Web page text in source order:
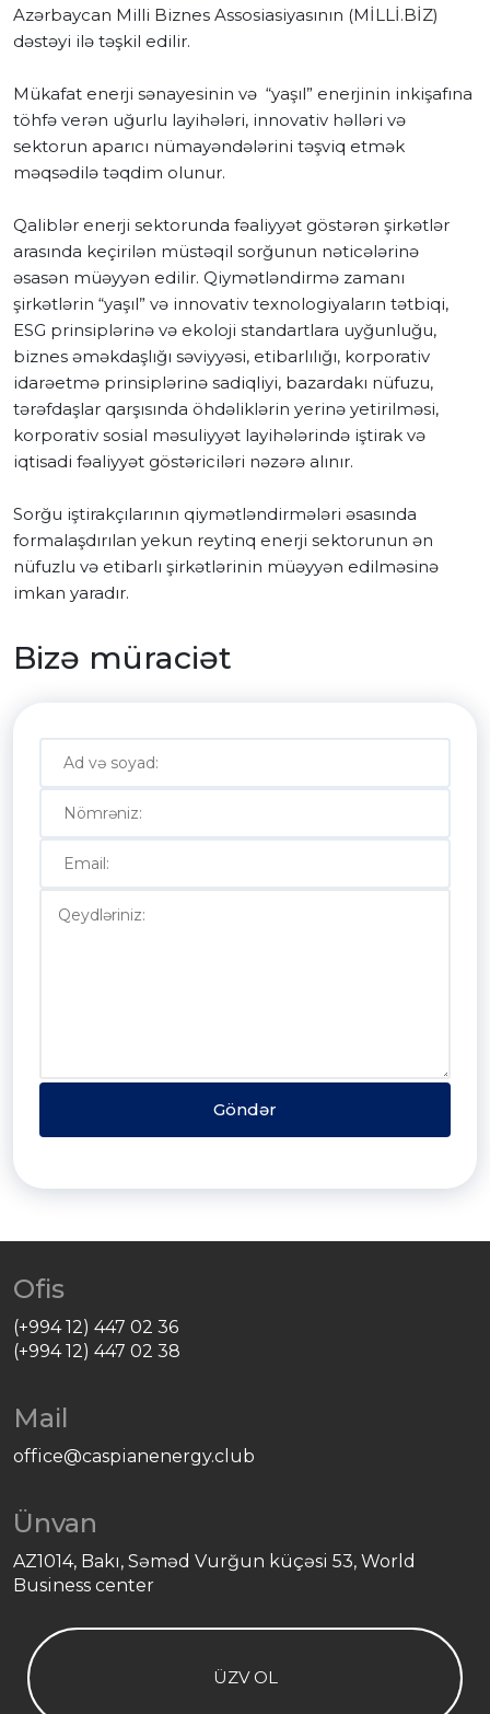
Azərbaycan Milli Biznes Assosiasiyasının (MİLLİ.BİZ)
dəstəyi ilə təşkil edilir.
Mükafat enerji sənayesinin və “yaşıl” enerjinin inkişafına
töhfə verən uğurlu layihələri, innovativ həlləri və
sektorun aparıcı nümayəndələrini təşviq etmək
məqsədilə təqdim olunur.
Qaliblər enerji sektorunda fəaliyyət göstərən şirkətlər
arasında keçirilən müstəqil sorğunun nəticələrinə
əsasən müəyyən edilir. Qiymətləndirmə zamanı
şirkətlərin “yaşıl” və innovativ texnologiyaların tətbiqi,
ESG prinsiplərinə və ekoloji standartlara uyğunluğu,
biznes əməkdaşlığı səviyyəsi, etibarlılığı, korporativ
idarəetmə prinsiplərinə sadiqliyi, bazardakı nüfuzu,
tərəfdaşlar qarşısında öhdəliklərin yerinə yetirilməsi,
korporativ sosial məsuliyyət layihələrində iştirak və
iqtisadi fəaliyyət göstəriciləri nəzərə alınır.
Sorğu iştirakçılarının qiymətləndirmələri əsasında
formalaşdırılan yekun reytinq enerji sektorunun ən
nüfuzlu və etibarlı şirkətlərinin müəyyən edilməsinə
imkan yaradır.
Bizə müraciət
Göndər
Ofis
(+994 12) 447 02 36
(+994 12) 447 02 38
Mail
office@caspianenergy.club
Ünvan
AZ1014, Bakı, Səməd Vurğun küçəsi 53, World
Business center
ÜZV OL